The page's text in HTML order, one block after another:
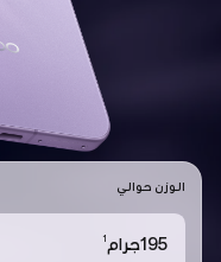
الوزن حوالي
195جرام 1